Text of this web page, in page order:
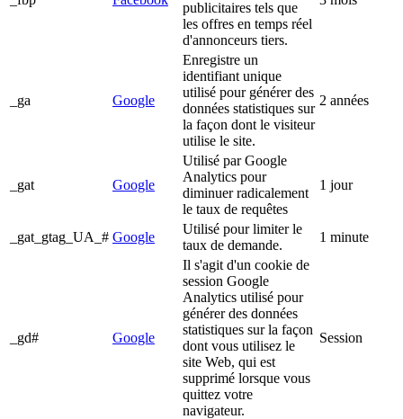
publicitaires tels que
les offres en temps réel
d'annonceurs tiers.
_ga Google
Enregistre un
identifiant unique
utilisé pour générer des
données statistiques sur
la façon dont le visiteur
utilise le site.
2 années
_gat Google
Utilisé par Google
Analytics pour
diminuer radicalement
le taux de requêtes
1 jour
_gat_gtag_UA_# Google
Utilisé pour limiter le
taux de demande.
1 minute
_gd# Google
Il s'agit d'un cookie de
session Google
Analytics utilisé pour
générer des données
statistiques sur la façon
dont vous utilisez le
site Web, qui est
supprimé lorsque vous
quittez votre
navigateur.
Session